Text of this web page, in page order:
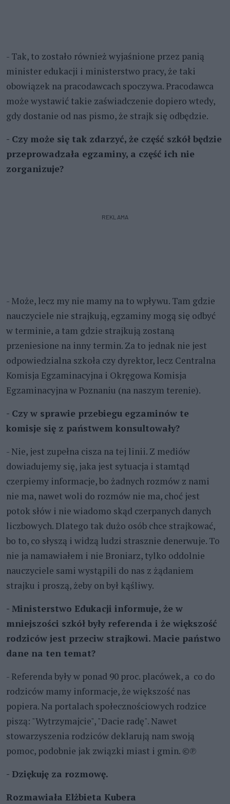
- Tak, to zostało również wyjaśnione przez panią
minister edukacji i ministerstwo pracy, że taki
obowiązek na pracodawcach spoczywa. Pracodawca
może wystawić takie zaświadczenie dopiero wtedy,
gdy dostanie od nas pismo, że strajk się odbędzie.
- Czy może się tak zdarzyć, że część szkół będzie
przeprowadzała egzaminy, a część ich nie
zorganizuje?
REKLAMA
- Może, lecz my nie mamy na to wpływu. Tam gdzie
nauczyciele nie strajkują, egzaminy mogą się odbyć
w terminie, a tam gdzie strajkują zostaną
przeniesione na inny termin. Za to jednak nie jest
odpowiedzialna szkoła czy dyrektor, lecz Centralna
Komisja Egzaminacyjna i Okręgowa Komisja
Egzaminacyjna w Poznaniu (na naszym terenie).
- Czy w sprawie przebiegu egzaminów te
komisje się z państwem konsultowały?
- Nie, jest zupełna cisza na tej linii. Z mediów
dowiadujemy się, jaka jest sytuacja i stamtąd
czerpiemy informacje, bo żadnych rozmów z nami
nie ma, nawet woli do rozmów nie ma, choć jest
potok słów i nie wiadomo skąd czerpanych danych
liczbowych. Dlatego tak dużo osób chce strajkować,
bo to, co słyszą i widzą ludzi strasznie denerwuje. To
nie ja namawiałem i nie Broniarz, tylko oddolnie
nauczyciele sami wystąpili do nas z żądaniem
strajku i proszą, żeby on był kąśliwy.
- Ministerstwo Edukacji informuje, że w
mniejszości szkół były referenda i że większość
rodziców jest przeciw strajkowi. Macie państwo
dane na ten temat?
- Referenda były w ponad 90 proc. placówek, a co do
rodziców mamy informacje, że większość nas
popiera. Na portalach społecznościowych rodzice
piszą: "Wytrzymajcie", "Dacie radę". Nawet
stowarzyszenia rodziców deklarują nam swoją
pomoc, podobnie jak związki miast i gmin. ©℗
- Dziękuję za rozmowę.
Rozmawiała Elżbieta Kubera